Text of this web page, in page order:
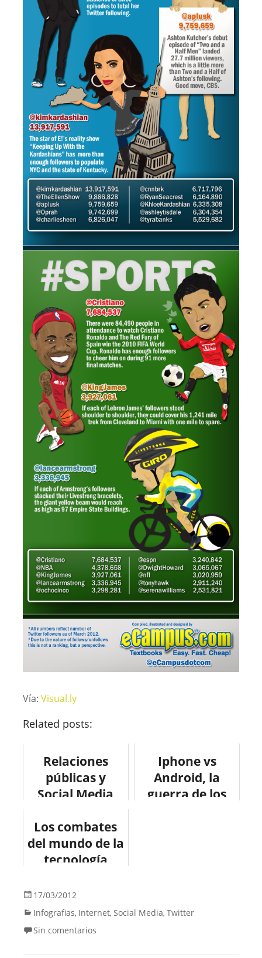
Vía: Visual.ly
Related posts:
Relaciones
públicas y
Social Media
#infographic
#socialmedia
Iphone vs
Android, la
guerra de los
Los combates
del mundo de la
tecnología
#tecnologia
17/03/2012
Infografias, Internet, Social Media, Twitter
Sin comentarios